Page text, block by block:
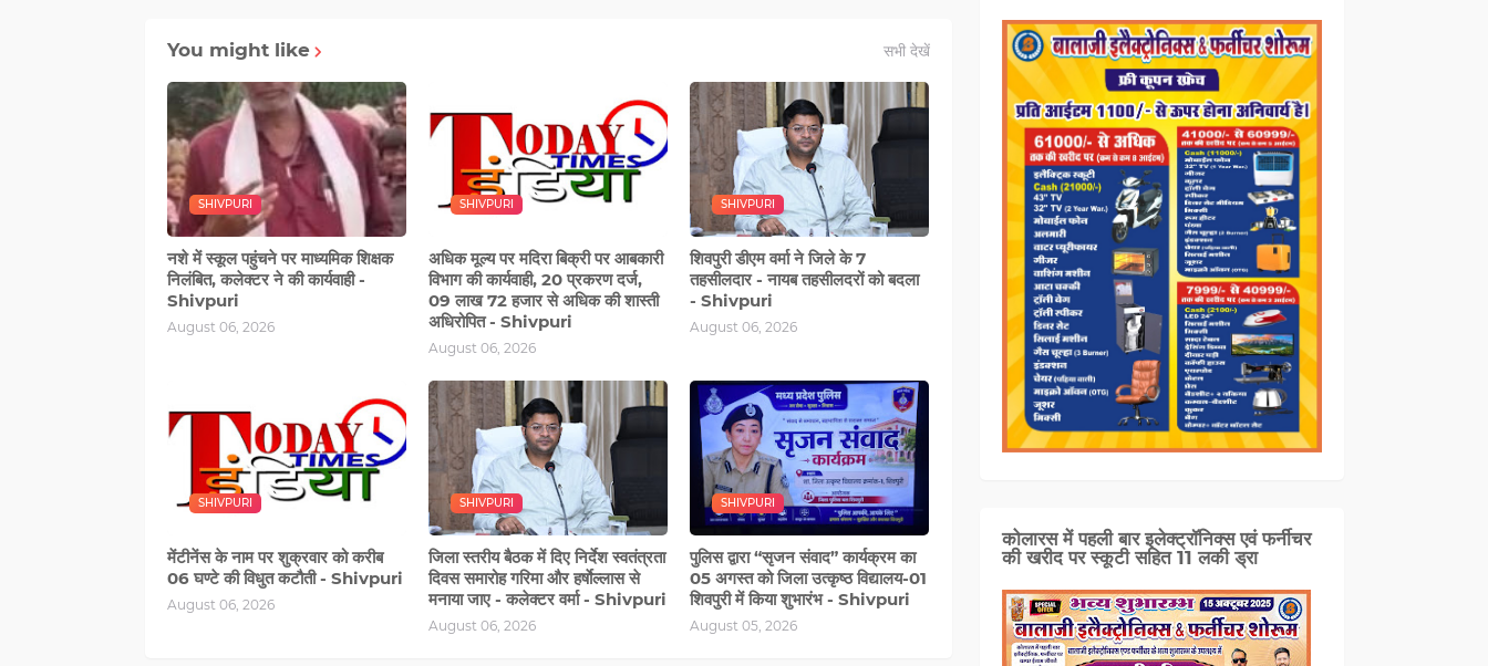
You might like सभी देखें
SHIVPURI
नशे में स्‍कूल पहुंचने पर माध्यमिक शिक्षक
निलंबित, कलेक्टर ने की कार्यवाही -
Shivpuri
August 06, 2026
SHIVPURI
अधिक मूल्य पर मदिरा बिक्री पर आबकारी
विभाग की कार्यवाही, 20 प्रकरण दर्ज,
09 लाख 72 हजार से अधिक की शास्ती
अधिरोपित - Shivpuri
August 06, 2026
SHIVPURI
शिवपुरी डीएम वर्मा ने जिले के 7
तहसीलदार - नायब तहसीलदरों को बदला
- Shivpuri
August 06, 2026
SHIVPURI
मेंटीनेंस के नाम पर शुक्रवार को करीब
06 घण्‍टे की विधुत कटौती - Shivpuri
August 06, 2026
SHIVPURI
जिला स्तरीय बैठक में दिए निर्देश स्वतंत्रता
दिवस समारोह गरिमा और हर्षाेल्लास से
मनाया जाए - कलेक्टर वर्मा - Shivpuri
August 06, 2026
SHIVPURI
पुलिस द्वारा “सृजन संवाद” कार्यक्रम का
05 अगस्‍त को जिला उत्कृष्ठ विद्यालय-01
शिवपुरी में किया शुभारंभ - Shivpuri
August 05, 2026
कोलारस में पहली बार इलेक्ट्रॉनिक्स एवं फर्नीचर
की खरीद पर स्कूटी सहित 11 लकी ड्रा